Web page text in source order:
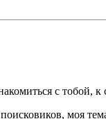
с тобой,
моя